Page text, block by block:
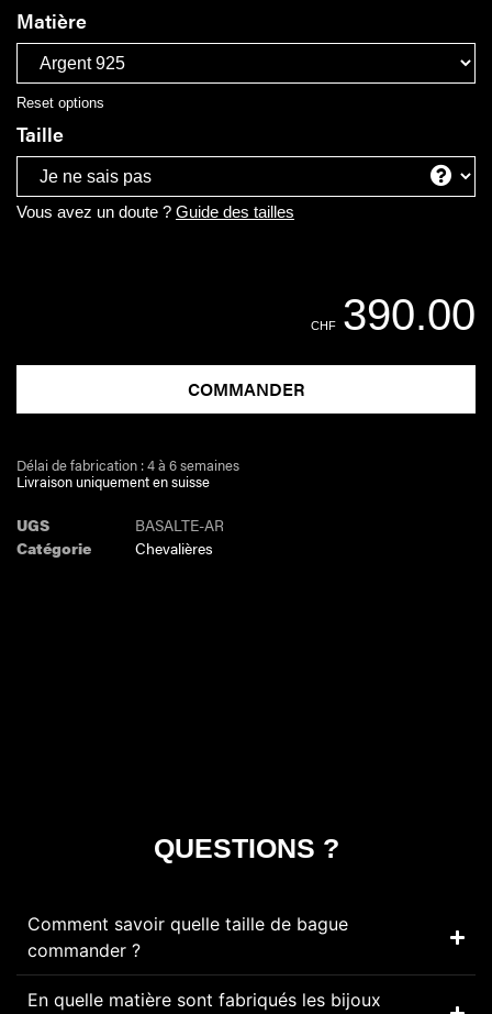
Matière
Reset options
Taille
Vous avez un doute ? Guide des tailles
CHF390.00
COMMANDER
Délai de fabrication : 4 à 6 semaines
Livraison uniquement en suisse
UGS
BASALTE-AR
Catégorie
Chevalières
QUESTIONS ?
Comment savoir quelle taille de bague
commander ?
En quelle matière sont fabriqués les bijoux